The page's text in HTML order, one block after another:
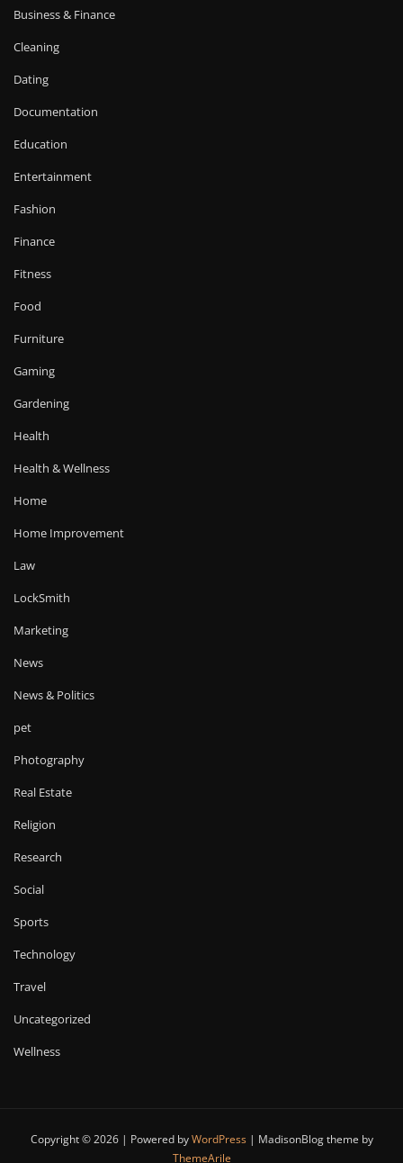
Business & Finance
Cleaning
Dating
Documentation
Education
Entertainment
Fashion
Finance
Fitness
Food
Furniture
Gaming
Gardening
Health
Health & Wellness
Home
Home Improvement
Law
LockSmith
Marketing
News
News & Politics
pet
Photography
Real Estate
Religion
Research
Social
Sports
Technology
Travel
Uncategorized
Wellness
Copyright © 2026 | Powered byWordPress | MadisonBlog theme by
ThemeArile